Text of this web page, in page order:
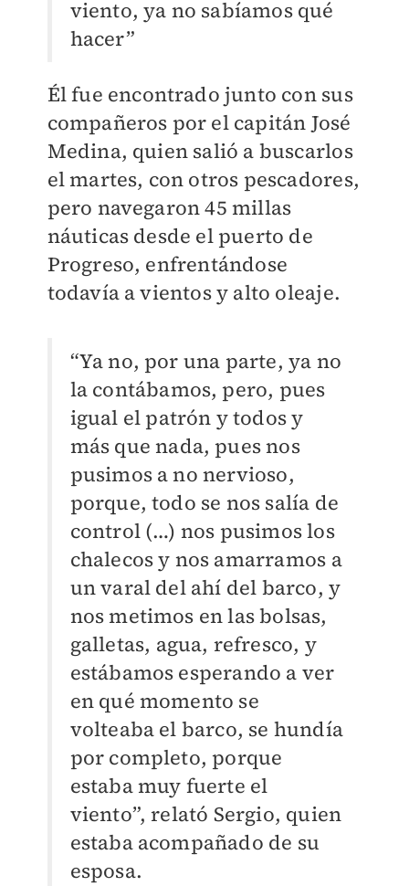
viento, ya no sabíamos qué
hacer”
Él fue encontrado junto con sus
compañeros por el capitán José
Medina, quien salió a buscarlos
el martes, con otros pescadores,
pero navegaron 45 millas
náuticas desde el puerto de
Progreso, enfrentándose
todavía a vientos y alto oleaje.
“Ya no, por una parte, ya no
la contábamos, pero, pues
igual el patrón y todos y
más que nada, pues nos
pusimos a no nervioso,
porque, todo se nos salía de
control (…) nos pusimos los
chalecos y nos amarramos a
un varal del ahí del barco, y
nos metimos en las bolsas,
galletas, agua, refresco, y
estábamos esperando a ver
en qué momento se
volteaba el barco, se hundía
por completo, porque
estaba muy fuerte el
viento”, relató Sergio, quien
estaba acompañado de su
esposa.